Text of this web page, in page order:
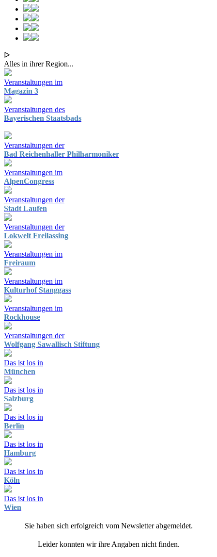
ᐅ
Alles in ihrer Region...
Veranstaltungen im
Magazin 3
Veranstaltungen des
Bayerischen Staatsbads
Veranstaltungen der
Bad Reichenhaller Philharmoniker
Veranstaltungen im
AlpenCongress
Veranstaltungen der
Stadt Laufen
Veranstaltungen der
Lokwelt Freilassing
Veranstaltungen im
Freiraum
Veranstaltungen im
Kulturhof Stanggass
Veranstaltungen im
Rockhouse
Veranstaltungen der
Wolfgang Sawallisch Stiftung
Das ist los in
München
Das ist los in
Salzburg
Das ist los in
Berlin
Das ist los in
Hamburg
Das ist los in
Köln
Das ist los in
Wien
Sie haben sich erfolgreich vom Newsletter abgemeldet.
Leider konnten wir ihre Angaben nicht finden.